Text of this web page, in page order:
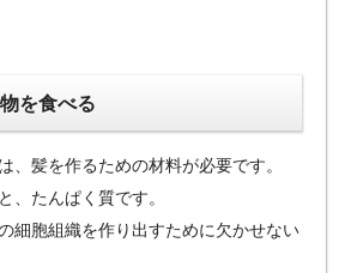
を食べる
、髪を作るための材料が必要です。
、たんぱく質です。
細胞組織を作り出すために欠かせない